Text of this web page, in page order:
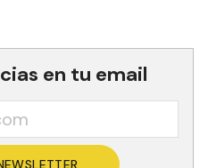
en tu email